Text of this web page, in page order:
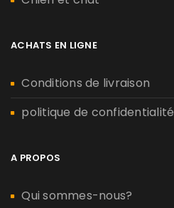
ACHATS EN LIGNE
Conditions de livraison
politique de confidentialité
A PROPOS
Qui sommes-nous?